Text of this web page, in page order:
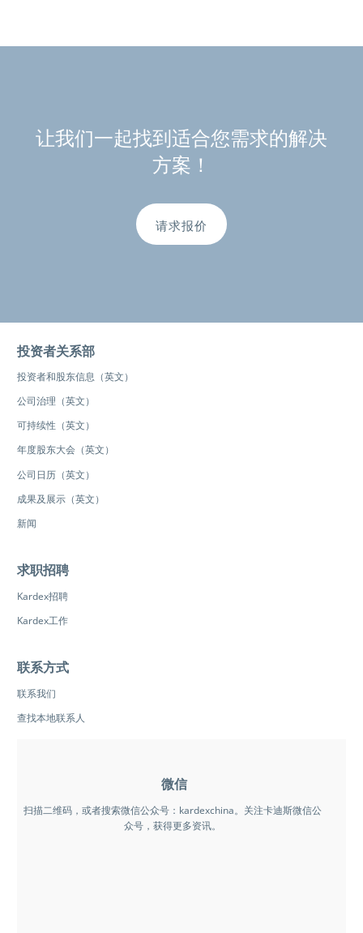
让我们一起找到适合您需求的解决
方案！
请求报价
投资者关系部
投资者和股东信息（英文）
公司治理（英文）
可持续性（英文）
年度股东大会（英文）
公司日历（英文）
成果及展示（英文）
新闻
求职招聘
Kardex招聘
Kardex工作
联系方式
联系我们
查找本地联系人
微信
扫描二维码，或者搜索微信公众号：kardexchina。关注卡迪斯微信公
众号，获得更多资讯。